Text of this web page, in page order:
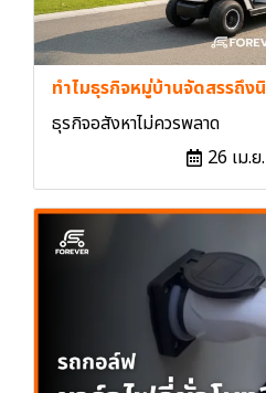
ทำไมธุรกิจหมู่บ้านจัดสรรถึง
ธุรกิจอสังหาไม่ควรพลาด
26 เม.